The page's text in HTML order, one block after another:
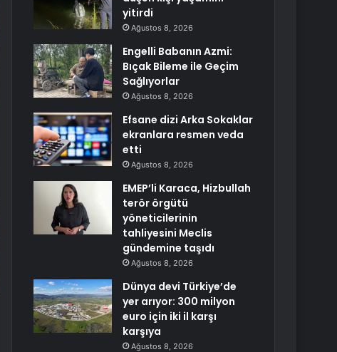
yitirdi
Ağustos 8, 2026
Engelli Babanın Azmi:
Bıçak Bileme ile Geçim
Sağlıyorlar
Ağustos 8, 2026
Efsane dizi Arka Sokaklar
ekranlara resmen veda
etti
Ağustos 8, 2026
EMEP’li Karaca, Hizbullah
terör örgütü
yöneticilerinin
tahliyesini Meclis
gündemine taşıdı
Ağustos 8, 2026
Dünya devi Türkiye’de
yer arıyor: 300 milyon
euro için iki il karşı
karşıya
Ağustos 8, 2026